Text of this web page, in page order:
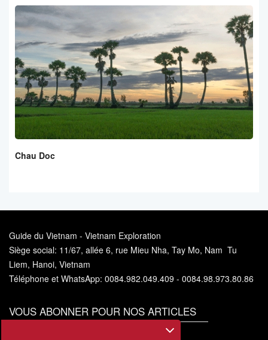
Chau Doc
Guide du Vietnam - Vietnam Exploration
Siège social: 11/67, allée 6, rue Mieu Nha, Tay Mo, Nam Tu
Liem, Hanoi, Vietnam
Téléphone et WhatsApp: 0084.982.049.409 - 0084.98.973.80.86
VOUS ABONNER POUR NOS ARTICLES